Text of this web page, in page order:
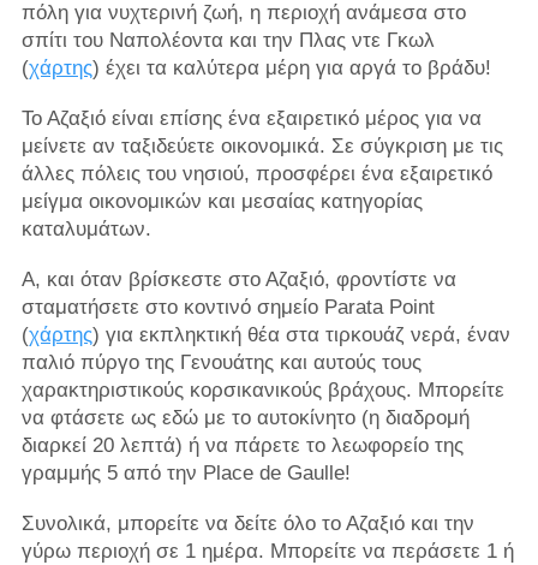
πόλη για νυχτερινή ζωή, η περιοχή ανάμεσα στο
σπίτι του Ναπολέοντα και την Πλας ντε Γκωλ
(χάρτης) έχει τα καλύτερα μέρη για αργά το βράδυ!
Το Αζαξιό είναι επίσης ένα εξαιρετικό μέρος για να
μείνετε αν ταξιδεύετε οικονομικά. Σε σύγκριση με τις
άλλες πόλεις του νησιού, προσφέρει ένα εξαιρετικό
μείγμα οικονομικών και μεσαίας κατηγορίας
καταλυμάτων.
Α, και όταν βρίσκεστε στο Αζαξιό, φροντίστε να
σταματήσετε στο κοντινό σημείο Parata Point
(χάρτης) για εκπληκτική θέα στα τιρκουάζ νερά, έναν
παλιό πύργο της Γενουάτης και αυτούς τους
χαρακτηριστικούς κορσικανικούς βράχους. Μπορείτε
να φτάσετε ως εδώ με το αυτοκίνητο (η διαδρομή
διαρκεί 20 λεπτά) ή να πάρετε το λεωφορείο της
γραμμής 5 από την Place de Gaulle!
Συνολικά, μπορείτε να δείτε όλο το Αζαξιό και την
γύρω περιοχή σε 1 ημέρα. Μπορείτε να περάσετε 1 ή